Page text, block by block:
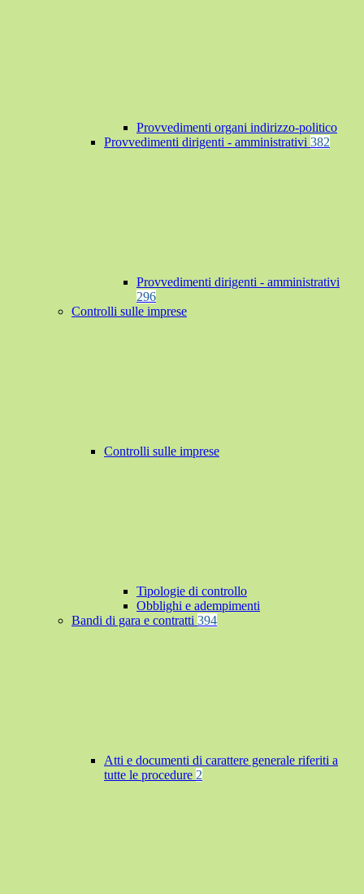
Provvedimenti organi indirizzo-politico
Provvedimenti dirigenti - amministrativi 382
Provvedimenti dirigenti - amministrativi
296
Controlli sulle imprese
Controlli sulle imprese
Tipologie di controllo
Obblighi e adempimenti
Bandi di gara e contratti 394
Atti e documenti di carattere generale riferiti a
tutte le procedure 2